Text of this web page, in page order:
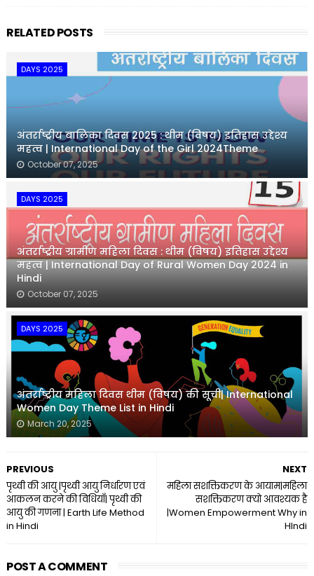
RELATED POSTS
DAYS 2025
अंतर्राष्ट्रीय बालिका दिवस 2025 : थीम (विषय) इतिहास उद्देश्य
महत्व | International Day of the Girl 2024Theme
October 07, 2025
DAYS 2025
अंतर्राष्ट्रीय ग्रामीण महिला दिवस : थीम (विषय) इतिहास उद्देश्य
महत्व | International Day of Rural Women Day 2024 in
Hindi
October 07, 2025
DAYS 2025
अंतर्राष्ट्रीय महिला दिवस थीम (विषय) की सूची| International
Women Day Theme List in Hindi
March 20, 2025
NEXT
महिला सशक्तिकरण के आयाम|महिला
सशक्तिकरण क्यो आवश्यक है
|Women Empowerment Why in
HIndi
PREVIOUS
पृथ्वी की आयु |पृथ्वी आयु निर्धारण एवं
आकलन करने की विधियाँ| पृथ्वी की
आयु की गणना | Earth Life Method
in Hindi
POST A COMMENT